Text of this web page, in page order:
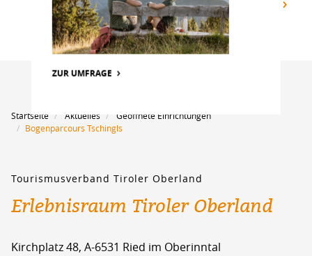
ZUR UMFRAGE
ALLE ANZEIGEN
Startseite Aktuelles
Geöffnete Einrichtungen
Bogenparcours Tschingls
Tourismusverband Tiroler Oberland
Erlebnisraum Tiroler Oberland
Kirchplatz 48, A-6531 Ried im Oberinntal